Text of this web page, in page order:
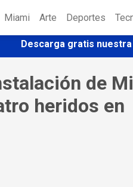
Miami Arte Deportes
Descarga gratis nuestra
de
heridos en